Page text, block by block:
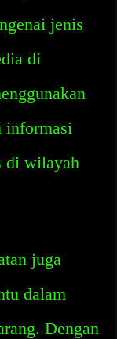
jenis
di
informasi
di wilayah
juga
dalam
Dengan